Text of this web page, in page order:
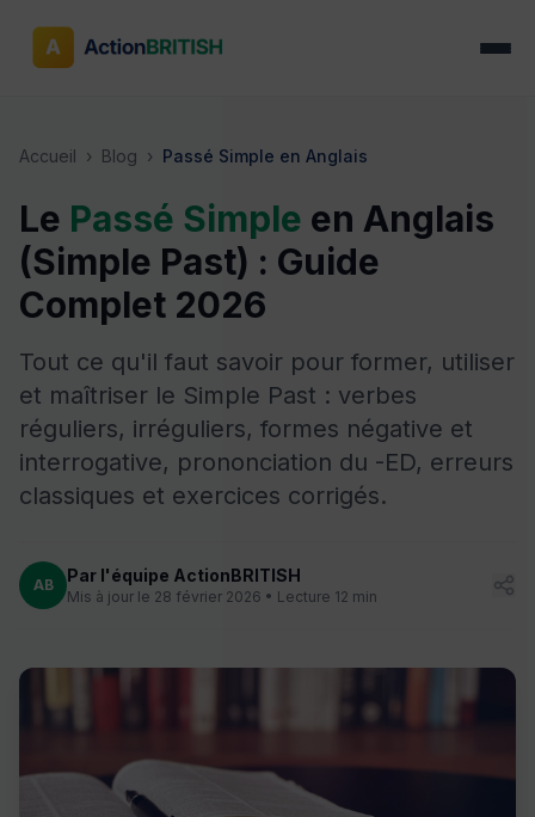
Accueil › Blog › Passé Simple en Anglais
Le Passé Simple en Anglais
(Simple Past) : Guide
Complet 2026
Tout ce qu'il faut savoir pour former, utiliser
et maîtriser le Simple Past : verbes
réguliers, irréguliers, formes négative et
interrogative, prononciation du -ED, erreurs
classiques et exercices corrigés.
AB Par l'équipe ActionBRITISH
Mis à jour le 28 février 2026 • Lecture 12 min